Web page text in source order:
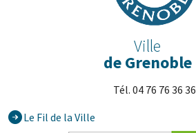
Ville
de Grenoble
Tél. 04 76 76 36 36
Le Fil de la Ville